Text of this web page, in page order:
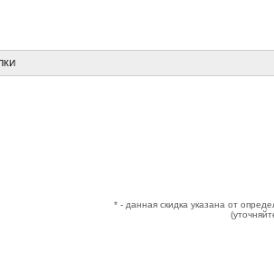
* - данная скидка указана от